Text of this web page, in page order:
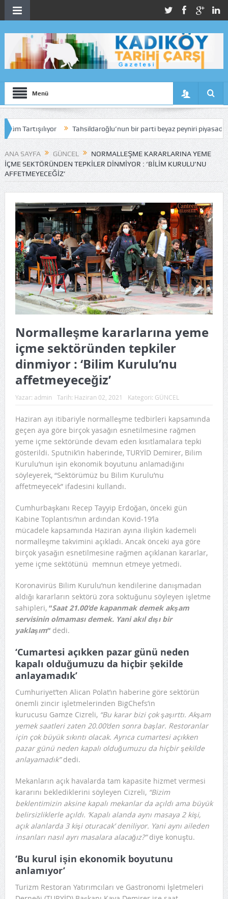
Menü
Tahsildaroğlu’nun bir parti beyaz peyniri piyasadan
ANA SAYFA GÜNCEL
NORMALLEŞME KARARLARINA YEME
IÇME SEKTÖRÜNDEN TEPKILER DINMIYOR : ‘BILIM KURULU’NU
AFFETMEYECEĞIZ’
Normalleşme kararlarına yeme
içme sektöründen tepkiler
dinmiyor : ‘Bilim Kurulu’nu
affetmeyeceğiz’
Yazar: admin Tarih: Haziran 02, 2021 Kategori: GÜNCEL
Haziran ayı itibariyle normalleşme tedbirleri kapsamında
geçen aya göre birçok yasağın esnetilmesine rağmen
yeme içme sektöründe devam eden kısıtlamalara tepki
gösterildi. Sputnik’in haberinde, TURYİD Demirer, Bilim
Kurulu’nun işin ekonomik boyutunu anlamadığını
söyleyerek, “Sektörümüz bu Bilim Kurulu’nu
affetmeyecek” ifadesini kullandı.
Cumhurbaşkanı Recep Tayyip Erdoğan, önceki gün
Kabine Toplantısı’nın ardından Kovid-19’la
mücadele kapsamında Haziran ayına ilişkin kademeli
normalleşme takvimini açıkladı. Ancak önceki aya göre
birçok yasağın esnetilmesine rağmen açıklanan kararlar,
yeme içme sektötünü memnun etmeye yetmedi.
Koronavirüs Bilim Kurulu’nun kendilerine danışmadan
aldığı kararların sektörü zora soktuğunu söyleyen işletme
sahipleri,“Saat 21.00’de kapanmak demek akşam
servisinin olmaması demek. Yani akıl dışı bir
yaklaşım“dedi.
‘Cumartesi açıkken pazar günü neden
kapalı olduğumuzu da hiçbir şekilde
anlayamadık’
Cumhuriyet’ten Alican Polat’ın haberine göre sektörün
önemli zincir işletmelerinden BigChefs’in
kurucusu Gamze Cizreli, “Bu karar bizi çok şaşırttı. Akşam
yemek saatleri zaten 20.00’den sonra başlar. Restoranlar
için çok büyük sıkıntı olacak. Ayrıca cumartesi açıkken
pazar günü neden kapalı olduğumuzu da hiçbir şekilde
anlayamadık”dedi.
Mekanların açık havalarda tam kapasite hizmet vermesi
kararını beklediklerini söyleyen Cizreli,“Bizim
beklentimizin aksine kapalı mekanlar da açıldı ama büyük
belirsizliklerle açıldı. ‘Kapalı alanda aynı masaya 2 kişi,
açık alanlarda 3 kişi oturacak’ deniliyor. Yani aynı aileden
insanları nasıl ayrı masalara alacağız?”diye konuştu.
‘Bu kurul işin ekonomik boyutunu
anlamıyor’
Turizm Restoran Yatırımcıları ve Gastronomi İşletmeleri